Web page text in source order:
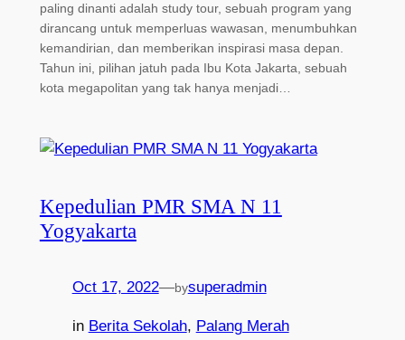
paling dinanti adalah study tour, sebuah program yang
dirancang untuk memperluas wawasan, menumbuhkan
kemandirian, dan memberikan inspirasi masa depan.
Tahun ini, pilihan jatuh pada Ibu Kota Jakarta, sebuah
kota megapolitan yang tak hanya menjadi…
Kepedulian PMR SMA N 11
Yogyakarta
Oct 17, 2022—bysuperadmin
in Berita Sekolah, Palang Merah